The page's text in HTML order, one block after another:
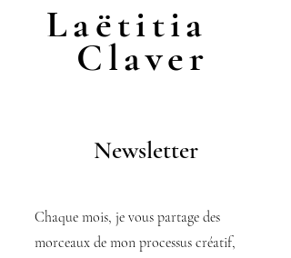
Laëtitia
Claver
Newsletter
Chaque mois, je vous partage des
morceaux de mon processus créatif,